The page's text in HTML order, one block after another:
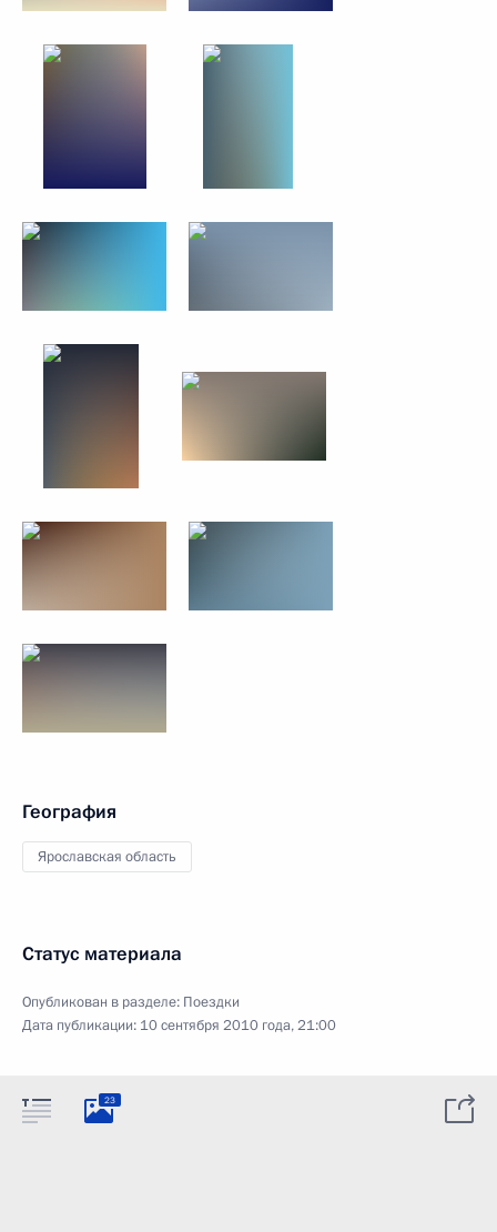
География
Ярославская область
Статус материала
Опубликован в разделе: Поездки
Дата публикации: 10 сентября 2010 года, 21:00
23